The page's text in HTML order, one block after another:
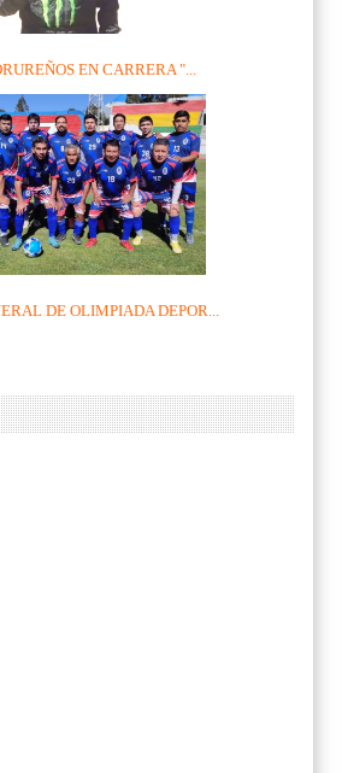
EN CARRERA "...
DE OLIMPIADA DEPOR...